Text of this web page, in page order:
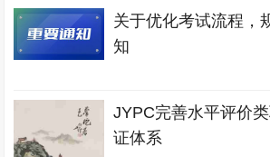
关于优化考试流程，
知
JYPC完善水平评价
证体系